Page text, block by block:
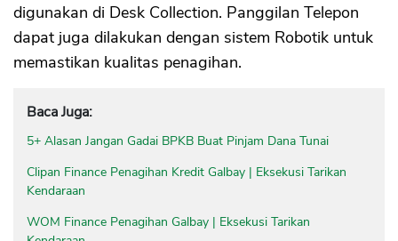
digunakan di Desk Collection. Panggilan Telepon
dapat juga dilakukan dengan sistem Robotik untuk
memastikan kualitas penagihan.
Baca Juga:
5+ Alasan Jangan Gadai BPKB Buat Pinjam Dana Tunai
Clipan Finance Penagihan Kredit Galbay | Eksekusi Tarikan
Kendaraan
WOM Finance Penagihan Galbay | Eksekusi Tarikan